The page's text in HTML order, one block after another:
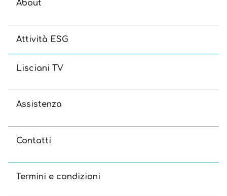
About
Attività ESG
Lisciani TV
Assistenza
Contatti
Termini e condizioni